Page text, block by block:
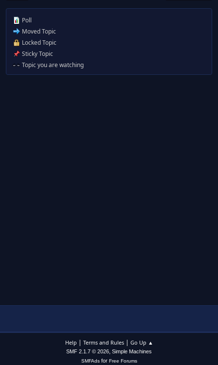
Poll
Moved Topic
Locked Topic
Sticky Topic
Topic you are watching
Help | Terms and Rules| Go Up ▲
SMF 2.1.7 © 2026, Simple Machines
SMFAdsfor Free Forums